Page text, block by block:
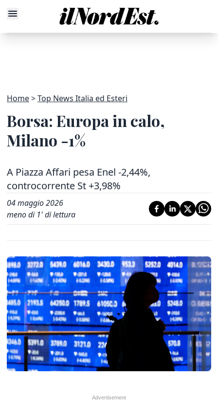
Home Top News Italia ed Esteri
Borsa: Europa in calo,
Milano -1%
A Piazza Affari pesa Enel -2,44%,
controcorrente St +3,98%
04 maggio 2026
meno di 1' di lettura